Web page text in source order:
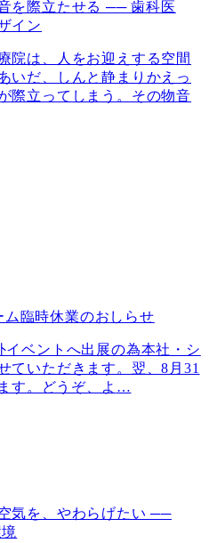
を際立たせる ── 歯科医
イン
院は、人をお迎えする空間
いだ、しんと静まりかえっ
際立ってしまう。その物音
臨時休業のおしらせ
イベントへ出展の為本社・シ
ていただきます。翌、8月31
す。どうぞ、よ …
気を、やわらげたい ──